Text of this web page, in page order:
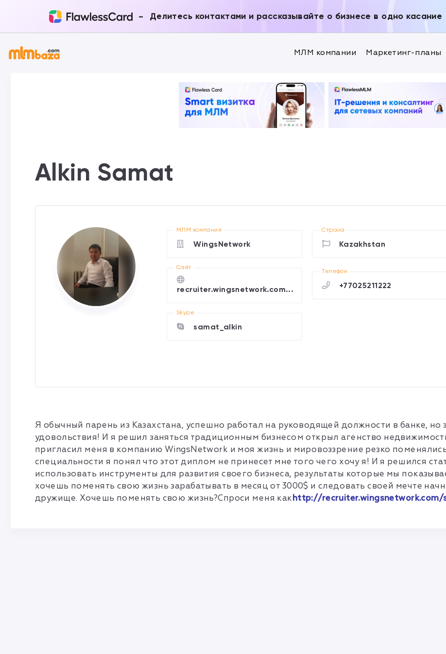
- Делитесь контактами и рассказывайте о бизнесе в одно касание
МЛМ компании Маркетинг-планы
Alkin Samat
МЛМ компания
WingsNetwork
Страна
Kazakhstan
Cайт
recruiter.wingsnetwork.com...
Телефон
+77025211222
Skype
samat_alkin
Я обычный парень из Казахстана, успешно работал на руководящей должности в банке, но
удовольствия! И я решил заняться традиционным бизнесом открыл агенство
пригласил меня в компанию WingsNetwork и моя жизнь и мировоззрение резко
специальности я понял что этот диплом не принесет мне того чего хочу я! И я решился
использовать инструменты для развития своего бизнеса, результаты которые мы
хочешь поменять свою жизнь зарабатывать в месяц от 3000$ и следовать своей мечте
дружище. Хочешь поменять свою жизнь?Спроси меня как http://recruiter.wingsnetwork.com/